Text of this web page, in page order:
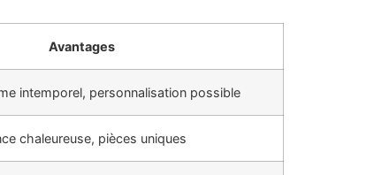
Avantages
intemporel, personnalisation possible
chaleureuse, pièces uniques